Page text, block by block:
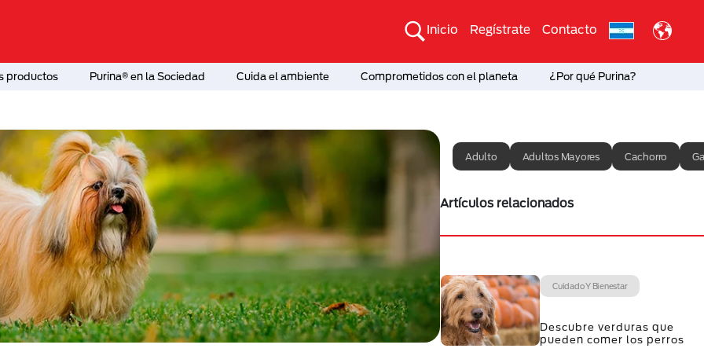
Inicio Regístrate Contacto
productos Purina® en la Sociedad Cuida el ambiente Comprometidos con el planeta ¿Por qué Purina?
Adulto Adultos Mayores Cachorro
Artículos relacionados
Cuidado Y Bienestar
Descubre verduras que
pueden comer los perros